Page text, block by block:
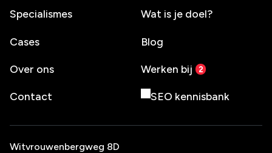
Specialismes Wat is je doel?
Cases Blog
Over ons Werken bij
Contact SEO kennisbank
Witvrouwenbergweg 8D